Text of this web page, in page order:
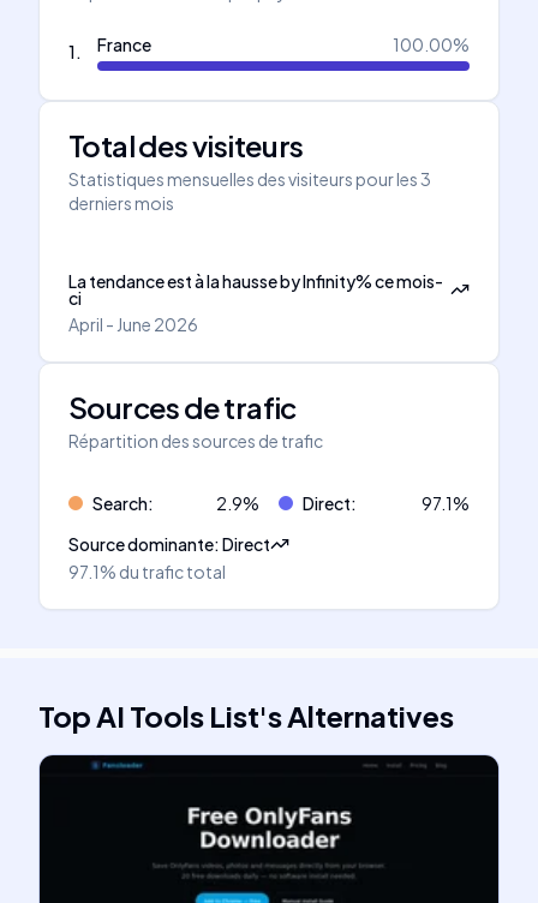
1. France 100.00%
Total des visiteurs
Statistiques mensuelles des visiteurs pour les 3
derniers mois
La tendance est à la haussebyInfinity%ce mois-
ci
April - June 2026
Sources de trafic
Répartition des sources de trafic
Search: 2.9% Direct: 97.1%
Source dominante:Direct
97.1% du trafic total
Top AI Tools List'sAlternatives